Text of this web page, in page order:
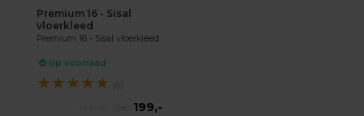
Premium 16 - Sisal
vloerkleed
Premium 16 - Sisal vloerkleed
op voorraad
★★★★★ (6)
199,-